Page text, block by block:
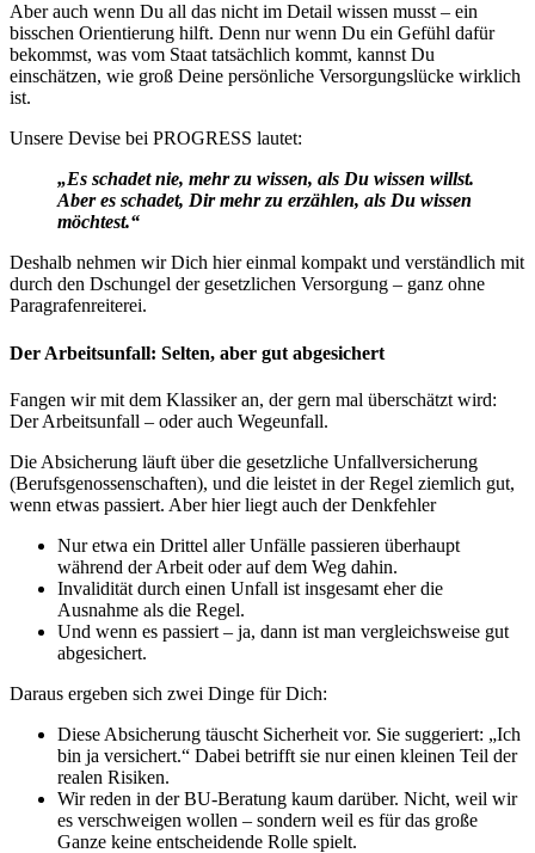
Aber auch wenn Du all das nicht im Detail wissen musst – ein
bisschen Orientierung hilft. Denn nur wenn Du ein Gefühl dafür
bekommst, was vom Staat tatsächlich kommt, kannst Du
einschätzen, wie groß Deine persönliche Versorgungslücke wirklich
ist.
Unsere Devise bei PROGRESS lautet:
„Es schadet nie, mehr zu wissen, als Du wissen willst.
Aber es schadet, Dir mehr zu erzählen, als Du wissen
möchtest.“
Deshalb nehmen wir Dich hier einmal kompakt und verständlich mit
durch den Dschungel der gesetzlichen Versorgung – ganz ohne
Paragrafenreiterei.
Der Arbeitsunfall: Selten, aber gut abgesichert
Fangen wir mit dem Klassiker an, der gern mal überschätzt wird:
Der Arbeitsunfall – oder auch Wegeunfall.
Die Absicherung läuft über die gesetzliche Unfallversicherung
(Berufsgenossenschaften), und die leistet in der Regel ziemlich gut,
wenn etwas passiert. Aber hier liegt auch der Denkfehler
Nur etwa ein Drittel aller Unfälle passieren überhaupt
während der Arbeit oder auf dem Weg dahin.
Invalidität durch einen Unfall ist insgesamt eher die
Ausnahme als die Regel.
Und wenn es passiert – ja, dann ist man vergleichsweise gut
abgesichert.
Daraus ergeben sich zwei Dinge für Dich:
Diese Absicherung täuscht Sicherheit vor. Sie suggeriert: „Ich
bin ja versichert.“ Dabei betrifft sie nur einen kleinen Teil der
realen Risiken.
Wir reden in der BU-Beratung kaum darüber. Nicht, weil wir
es verschweigen wollen – sondern weil es für das große
Ganze keine entscheidende Rolle spielt.